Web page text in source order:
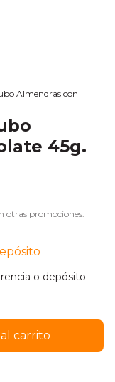
Almendras con
45g.
otras promociones.
o depósito